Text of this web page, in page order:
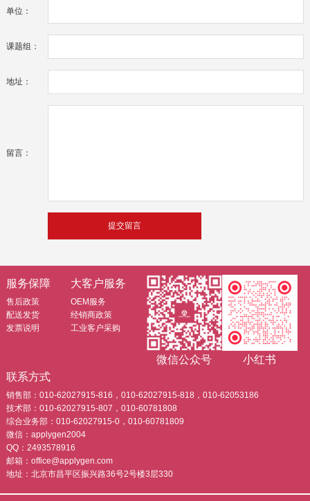
单位：
课题组：
地址：
留言：
服务保障
售后政策
配送发货
发票说明
大客户服务
OEM服务
经销商政策
工业客户采购
微信公众号
小红书
联系方式
销售部：010-62027915-816，010-62027915-818，010-62053186
技术部：010-62027915-807，010-60781808
综合业务部：010-62027915-0，010-60781809
微信：applygen2004
QQ：2493578916
邮箱：office@applygen.com
地址：北京市昌平区振兴路36号2号楼3层330